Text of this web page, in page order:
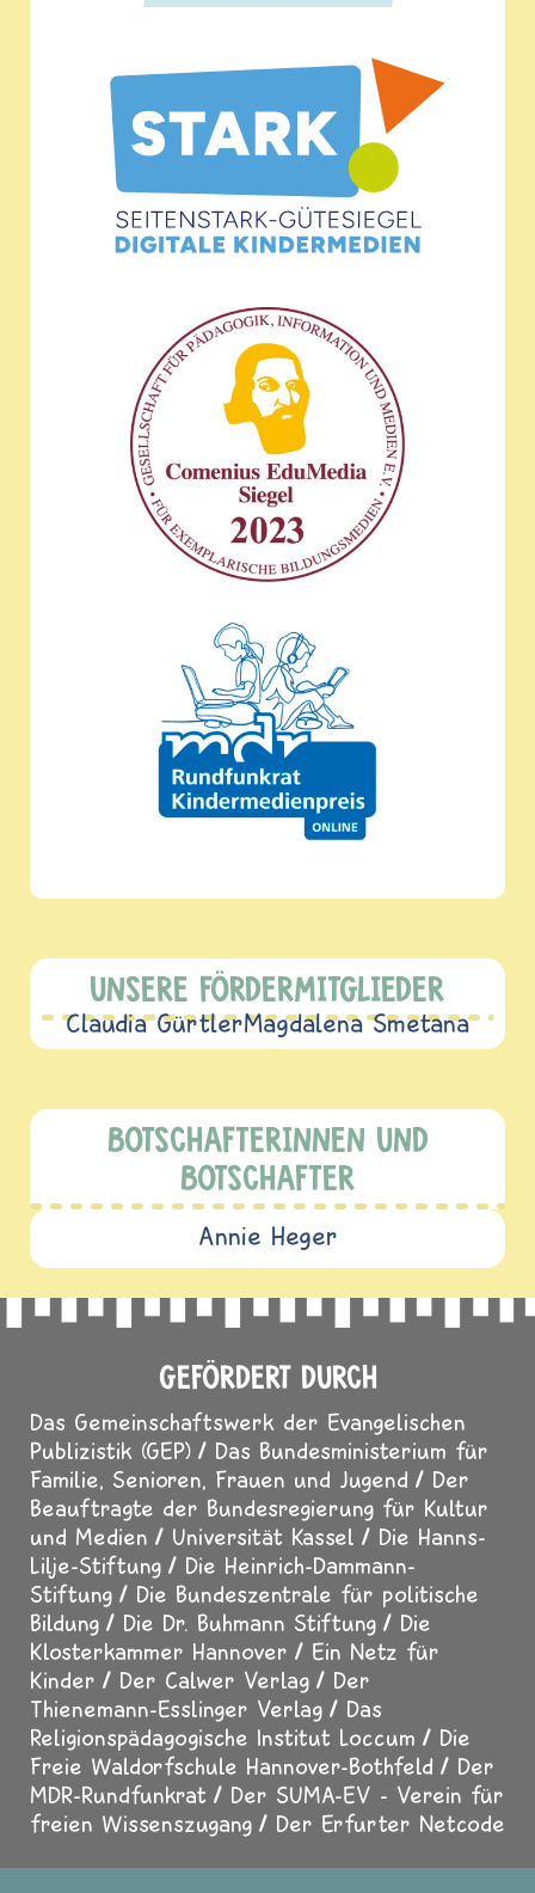
UNSERE FÖRDERMITGLIEDER
Claudia GürtlerMagdalena Smetana
BOTSCHAFTERINNEN UND
BOTSCHAFTER
Annie Heger
GEFÖRDERT DURCH
Das Gemeinschaftswerk der Evangelischen
Publizistik (GEP)
Das Bundesministerium für
Familie, Senioren, Frauen und Jugend
Der
Beauftragte der Bundesregierung für Kultur
und Medien
Universität Kassel
Die Hanns-
Lilje-Stiftung
Die Heinrich-Dammann-
Stiftung
Die Bundeszentrale für politische
Bildung
Die Dr. Buhmann Stiftung
Die
Klosterkammer Hannover
Ein Netz für
Kinder
Der Calwer Verlag
Der
Thienemann-Esslinger Verlag
Das
Religionspädagogische Institut Loccum
Die
Freie Waldorfschule Hannover-Bothfeld
Der
MDR-Rundfunkrat
Der SUMA-EV - Verein für
freien Wissenszugang
Der Erfurter Netcode